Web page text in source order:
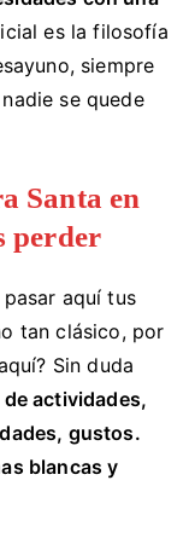
es la filosofía
siempre
se quede
Santa en
perder
aquí tus
tan clásico, por
Sin duda
actividades,
gustos.
blancas y